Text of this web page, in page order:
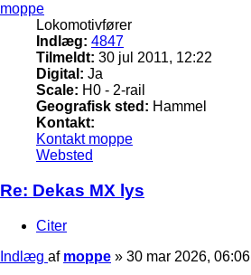
moppe
Lokomotivfører
Indlæg: 4847
Tilmeldt: 30 jul 2011, 12:22
Digital: Ja
Scale: H0 - 2-rail
Geografisk sted: Hammel
Kontakt:
Kontakt moppe
Websted
Re: Dekas MX lys
Citer
Indlæg af moppe » 30 mar 2026, 06:06